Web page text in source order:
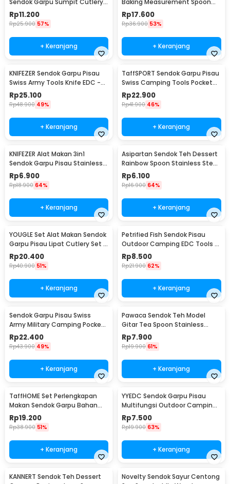
with Pouch - CJ0091
Rp11.200
Rp25.900 57%
+ Keranjang
0.62-15ml 6 PCS - 16752
Rp17.600
Rp36.900 53%
+ Keranjang
KNIFEZER Sendok Garpu Pisau
Swiss Army Tools Knife EDC -
A010
Rp25.100
Rp48.900 49%
+ Keranjang
TaffSPORT Sendok Garpu Pisau
Swiss Camping Tools Pocket
Knife EDC 5in1 - A008
Rp22.900
Rp41.900 46%
+ Keranjang
KNIFEZER Alat Makan 3in1
Sendok Garpu Pisau Stainless
Travel 20cm - HG1514
Rp6.900
Rp18.900 64%
+ Keranjang
Asipartan Sendok Teh Dessert
Rainbow Spoon Stainless Steel
Bulat - A014
Rp6.100
Rp16.900 64%
+ Keranjang
YOUGLE Set Alat Makan Sendok
Garpu Pisau Lipat Cutlery Set 3
PCS - A009
Rp20.400
Rp40.900 51%
+ Keranjang
Petrified Fish Sendok Pisau
Outdoor Camping EDC Tools -
LX709
Rp8.500
Rp21.900 62%
+ Keranjang
Sendok Garpu Pisau Swiss
Army Military Camping Pocket
Knife EDC 4 in 1 - A011
Rp22.400
Rp43.900 49%
+ Keranjang
Pawaca Sendok Teh Model
Gitar Tea Spoon Stainless
Steel 304 12cm - RR-09
Rp7.900
Rp19.900 61%
+ Keranjang
TaffHOME Set Perlengkapan
Makan Sendok Garpu Bahan
Bambu Cutlery Set - EA02510
Rp19.200
Rp38.900 51%
+ Keranjang
YYEDC Sendok Garpu Pisau
Multifungsi Outdoor Camping
Spork EDC Tools - LX708
Rp7.500
Rp19.900 63%
+ Keranjang
KANNERT Sendok Teh Dessert
Novelty Sendok Sayur Centong